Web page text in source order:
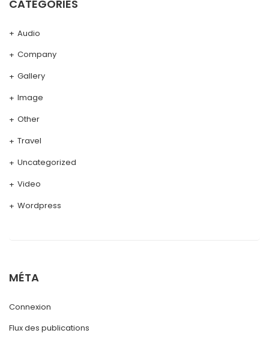
CATÉGORIES
Audio
Company
Gallery
Image
Other
Travel
Uncategorized
Video
Wordpress
MÉTA
Connexion
Flux des publications